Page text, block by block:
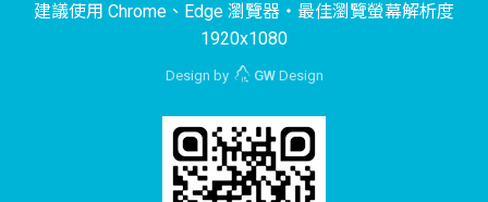
建議使用 Chrome、Edge 瀏覽器‧最佳瀏覽螢幕解析度
1920x1080
Design by GWDesign